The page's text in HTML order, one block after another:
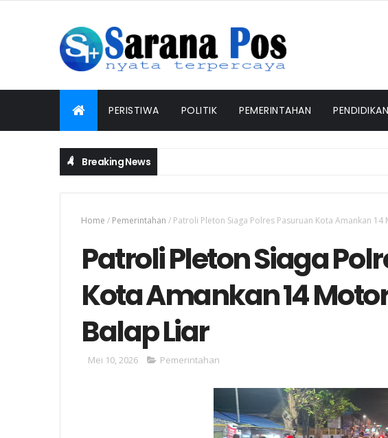
PERISTIWA POLITIK PEMERINTAHAN PENDIDIKAN
Breaking News
Home / Pemerintahan / Patroli Pleton Siaga Polres Pasuruan Kota Amankan
Patroli Pleton Siaga
Kota Amankan 14
Balap Liar
Mei 10, 2026 Pemerintahan